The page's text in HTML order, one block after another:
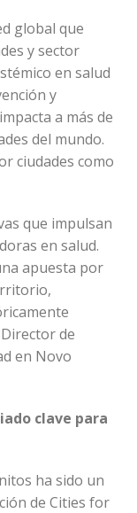
global que
y sector
en salud
y
a más de
del mundo.
ciudades como
que impulsan
en salud.
apuesta por
de
en Novo
clave para
ha sido un
de Cities for